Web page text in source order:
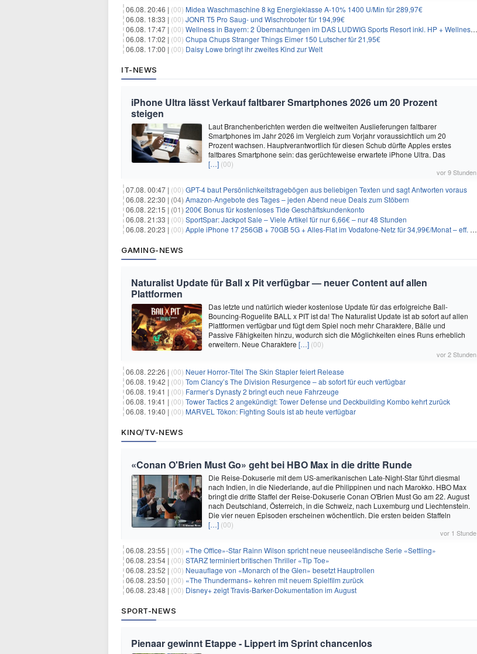
06.08. 20:46 | (00) Midea Waschmaschine 8 kg Energieklasse A-10% 1400 U/Min für 289,97€
06.08. 18:33 | (00) JONR T5 Pro Saug- und Wischroboter für 194,99€
06.08. 17:47 | (00) Wellness in Bayern: 2 Übernachtungen im DAS LUDWIG Sports Resort inkl. HP + Wellness ab 174€ p.P.
06.08. 17:02 | (00) Chupa Chups Stranger Things Eimer 150 Lutscher für 21,95€
06.08. 17:00 | (00) Daisy Lowe bringt ihr zweites Kind zur Welt
IT-NEWS
iPhone Ultra lässt Verkauf faltbarer Smartphones 2026 um 20 Prozent
steigen
Laut Branchenberichten werden die weltweiten Auslieferungen faltbarer
Smartphones im Jahr 2026 im Vergleich zum Vorjahr voraussichtlich um 20
Prozent wachsen. Hauptverantwortlich für diesen Schub dürfte Apples erstes
faltbares Smartphone sein: das gerüchteweise erwartete iPhone Ultra. Das
[…] (00)
vor 9 Stunden
07.08. 00:47 | (00) GPT-4 baut Persönlichkeitsfragebögen aus beliebigen Texten und sagt Antworten voraus
06.08. 22:30 | (04) Amazon-Angebote des Tages – jeden Abend neue Deals zum Stöbern
06.08. 22:15 | (01) 200€ Bonus für kostenloses Tide Geschäftskundenkonto
06.08. 21:33 | (00) SportSpar: Jackpot Sale – Viele Artikel für nur 6,66€ – nur 48 Stunden
06.08. 20:23 | (00) Apple iPhone 17 256GB + 70GB 5G + Alles-Flat im Vodafone-Netz für 34,99€/Monat – eff. 4,65€/Monat
GAMING-NEWS
Naturalist Update für Ball x Pit verfügbar — neuer Content auf allen
Plattformen
Das letzte und natürlich wieder kostenlose Update für das erfolgreiche Ball-
Bouncing-Roguelite BALL x PIT ist da! The Naturalist Update ist ab sofort auf allen
Plattformen verfügbar und fügt dem Spiel noch mehr Charaktere, Bälle und
Passive Fähigkeiten hinzu, wodurch sich die Möglichkeiten eines Runs erheblich
erweitern. Neue Charaktere […] (00)
vor 2 Stunden
06.08. 22:26 | (00) Neuer Horror‑Titel The Skin Stapler feiert Release
06.08. 19:42 | (00) Tom Clancy’s The Division Resurgence – ab sofort für euch verfügbar
06.08. 19:41 | (00) Farmer’s Dynasty 2 bringt euch neue Fahrzeuge
06.08. 19:41 | (00) Tower Tactics 2 angekündigt: Tower Defense und Deckbuilding Kombo kehrt zurück
06.08. 19:40 | (00) MARVEL Tōkon: Fighting Souls ist ab heute verfügbar
KINO/TV-NEWS
«Conan O'Brien Must Go» geht bei HBO Max in die dritte Runde
Die Reise-Dokuserie mit dem US-amerikanischen Late-Night-Star führt diesmal
nach Indien, in die Niederlande, auf die Philippinen und nach Marokko. HBO Max
bringt die dritte Staffel der Reise-Dokuserie Conan O'Brien Must Go am 22. August
nach Deutschland, Österreich, in die Schweiz, nach Luxemburg und Liechtenstein.
Die vier neuen Episoden erscheinen wöchentlich. Die ersten beiden Staffeln
[…] (00)
vor 1 Stunde
06.08. 23:55 | (00) «The Office»-Star Rainn Wilson spricht neue neuseeländische Serie «Settling»
06.08. 23:54 | (00) STARZ terminiert britischen Thriller «Tip Toe»
06.08. 23:52 | (00) Neuauflage von «Monarch of the Glen» besetzt Hauptrollen
06.08. 23:50 | (00) «The Thundermans» kehren mit neuem Spielfilm zurück
06.08. 23:48 | (00) Disney+ zeigt Travis-Barker-Dokumentation im August
SPORT-NEWS
Pienaar gewinnt Etappe - Lippert im Sprint chancenlos